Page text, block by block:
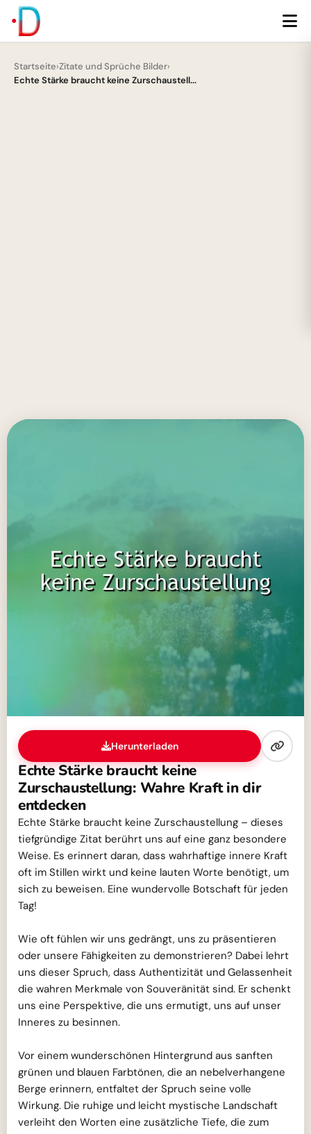
Startseite›Zitate und Sprüche Bilder›
Echte Stärke braucht keine Zurschaustell...
Herunterladen
Echte Stärke braucht keine
Zurschaustellung: Wahre Kraft in dir
entdecken
Echte Stärke braucht keine Zurschaustellung – dieses
tiefgründige Zitat berührt uns auf eine ganz besondere
Weise. Es erinnert daran, dass wahrhaftige innere Kraft
oft im Stillen wirkt und keine lauten Worte benötigt, um
sich zu beweisen. Eine wundervolle Botschaft für jeden
Tag!
Wie oft fühlen wir uns gedrängt, uns zu präsentieren
oder unsere Fähigkeiten zu demonstrieren? Dabei lehrt
uns dieser Spruch, dass Authentizität und Gelassenheit
die wahren Merkmale von Souveränität sind. Er schenkt
uns eine Perspektive, die uns ermutigt, uns auf unser
Inneres zu besinnen.
Vor einem wunderschönen Hintergrund aus sanften
grünen und blauen Farbtönen, die an nebelverhangene
Berge erinnern, entfaltet der Spruch seine volle
Wirkung. Die ruhige und leicht mystische Landschaft
verleiht den Worten eine zusätzliche Tiefe, die zum